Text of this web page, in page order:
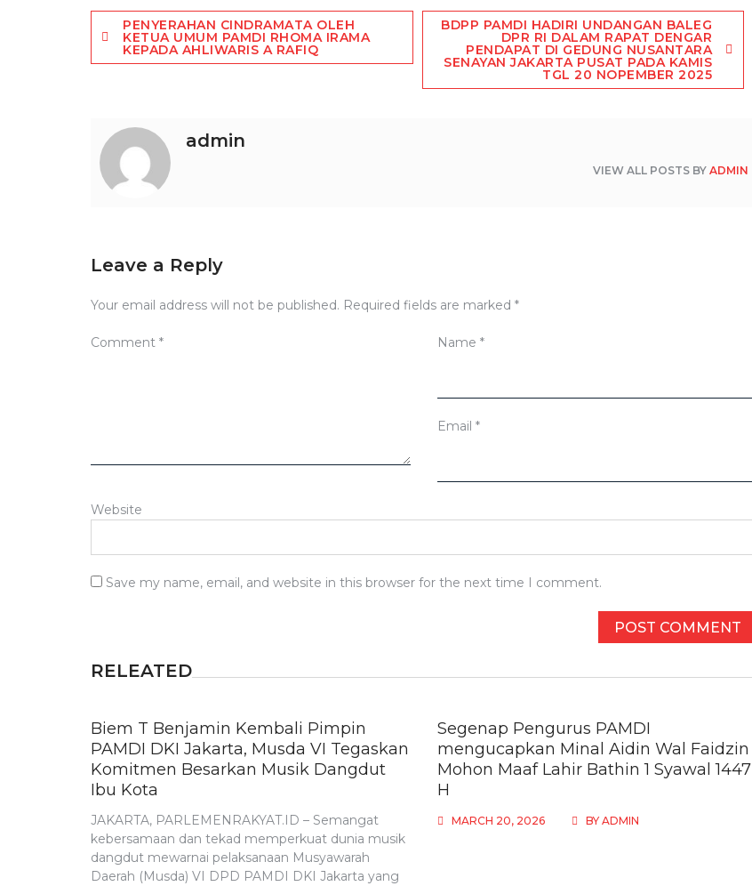
Post
navigation
PENYERAHAN CINDRAMATA OLEH
KETUA UMUM PAMDI RHOMA IRAMA
KEPADA AHLIWARIS A RAFIQ
BDPP PAMDI HADIRI UNDANGAN BALEG
DPR RI DALAM RAPAT DENGAR
PENDAPAT DI GEDUNG NUSANTARA
SENAYAN JAKARTA PUSAT PADA KAMIS
TGL 20 NOPEMBER 2025
admin
VIEW ALL POSTS BYADMIN
Leave a Reply
Your email address will not be published. Required fields are marked *
Comment * Name*
Email*
Website
Save my name, email, and website in this browser for the next time I comment.
RELEATED
Biem T Benjamin Kembali Pimpin
PAMDI DKI Jakarta, Musda VI Tegaskan
Komitmen Besarkan Musik Dangdut
Ibu Kota
JAKARTA, PARLEMENRAKYAT.ID – Semangat
kebersamaan dan tekad memperkuat dunia musik
dangdut mewarnai pelaksanaan Musyawarah
Daerah (Musda) VI DPD PAMDI DKI Jakarta yang
Segenap Pengurus PAMDI
mengucapkan Minal Aidin Wal Faidzin
Mohon Maaf Lahir Bathin 1 Syawal 1447
H
MARCH 20, 2026 BYADMIN